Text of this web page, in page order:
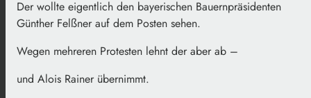
Der wollte eigentlich den bayerischen Bauernpräsidenten
Günther Felßner auf dem Posten sehen.
Wegen mehreren Protesten lehnt der aber ab –
und Alois Rainer übernimmt.